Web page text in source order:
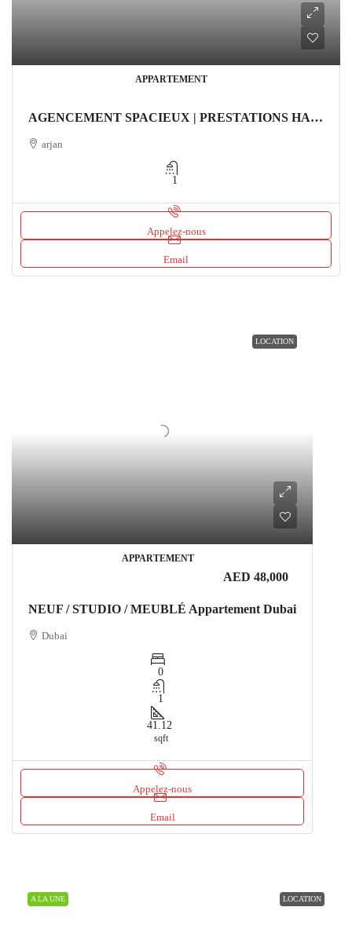
APPARTEMENT
AGENCEMENT SPACIEUX | PRESTATIONS HAUT DE GAMME | EMPLACEMENT IDÉAL Appartement
arjan
1
Appelez-nous
Email
LOCATION
APPARTEMENT
AED 48,000
NEUF / STUDIO / MEUBLÉ Appartement Dubai
Dubai
0
1
41.12
sqft
Appelez-nous
Email
A LA UNE LOCATION